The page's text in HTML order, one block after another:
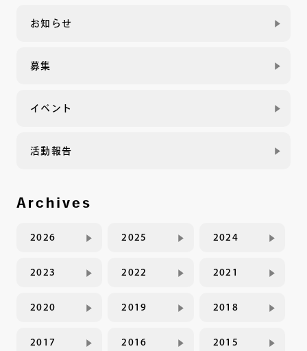
お知らせ
募集
イベント
活動報告
Archives
2026 2025 2024
2023 2022 2021
2020 2019 2018
2017 2016 2015